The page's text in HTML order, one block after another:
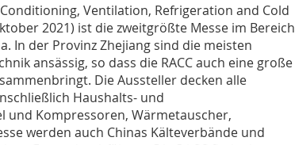
Ventilation, Refrigeration and Cold
2021) ist die zweitgrößte Messe im Bereich
In der Provinz Zhejiang sind die meisten
ansässig, so dass die RACC auch eine große
Die Aussteller decken alle
Haushalts- und
und Kompressoren, Wärmetauscher,
werden auch Chinas Kälteverbände und